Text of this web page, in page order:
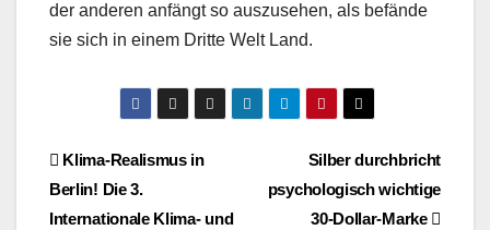
der anderen anfängt so auszusehen, als befände
sie sich in einem Dritte Welt Land.
BeitragsnavigationSilber durchbricht
psychologisch wichtige
30-Dollar-Marke
Klima-Realismus in
Berlin! Die 3.
Internationale Klima- und